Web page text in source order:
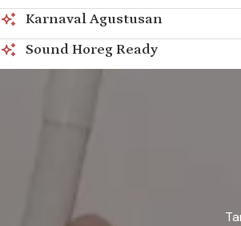
Karnaval Agustusan
Sound Horeg Ready